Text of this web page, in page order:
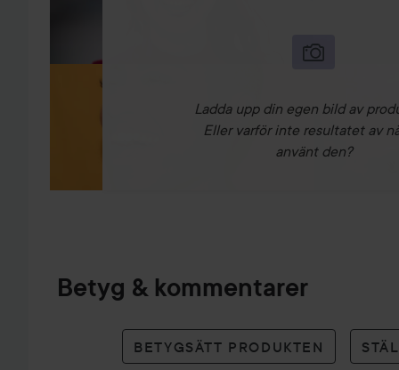
Ladda upp din egen bild av
Eller varför inte resultatet av
använt den?
Betyg & kommentarer
BETYGSÄTT PRODUKTEN